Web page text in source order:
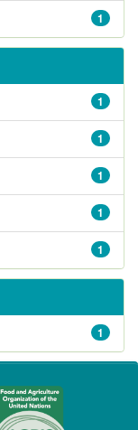
1
1
1
1
1
1
1